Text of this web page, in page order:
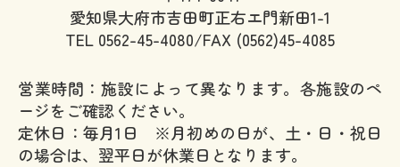
愛知県大府市吉田町正右エ門新田1-1
TEL 0562-45-4080/FAX (0562)45-4085
営業時間：施設によって異なります。各施設のペ
ージをご確認ください。
定休日：毎月1日 ※月初めの日が、土・日・祝日
の場合は、翌平日が休業日となります。